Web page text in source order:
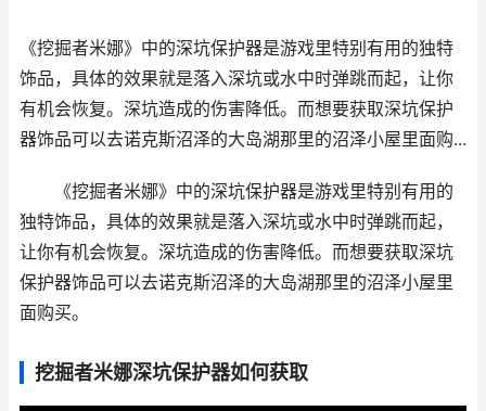
《挖掘者米娜》中的深坑保护器是游戏里特别有用的独特
饰品，具体的效果就是落入深坑或水中时弹跳而起，让你
有机会恢复。深坑造成的伤害降低。而想要获取深坑保护
器饰品可以去诺克斯沼泽的大岛湖那里的沼泽小屋里面购...
《挖掘者米娜》中的深坑保护器是游戏里特别有用的
独特饰品，具体的效果就是落入深坑或水中时弹跳而起，
让你有机会恢复。深坑造成的伤害降低。而想要获取深坑
保护器饰品可以去诺克斯沼泽的大岛湖那里的沼泽小屋里
面购买。
挖掘者米娜深坑保护器如何获取